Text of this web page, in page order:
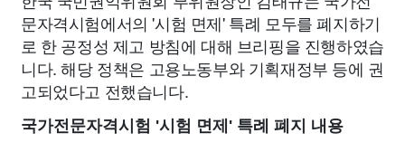
문자격시험에서의 '시험 면제' 특례 모두를 폐지하기
로 한 공정성 제고 방침에 대해 브리핑을 진행하였습
니다. 해당 정책은 고용노동부와 기획재정부 등에 권
고되었다고 전했습니다.
국가전문자격시험 '시험 면제' 특례 폐지 내용